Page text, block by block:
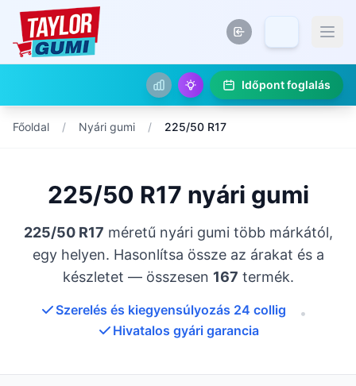
Időpont foglalás
Főoldal / Nyári gumi / 225/50 R17
225/50 R17 nyári gumi
225/50 R17 méretű nyári gumi több márkától,
egy helyen. Hasonlítsa össze az árakat és a
készletet — összesen 167 termék.
Szerelés és kiegyensúlyozás 24 collig
•
Hivatalos gyári garancia